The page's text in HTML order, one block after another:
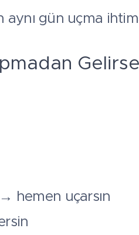
aynı gün uçma
hemen uçarsın